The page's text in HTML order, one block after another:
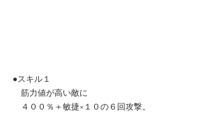
●スキル１
筋力値が高い敵に
４００％＋敏捷×１０の６回攻撃。